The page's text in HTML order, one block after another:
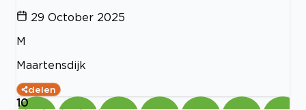
29 October 2025
M
Maartensdijk
delen
10